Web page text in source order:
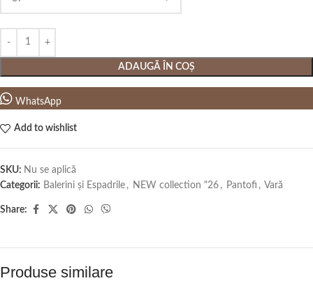
ADAUGĂ ÎN COȘ
WhatsApp
Add to wishlist
SKU: Nu se aplică
Categorii: Balerini și Espadrile , NEW collection "26 , Pantofi , Vară
Share:
Produse similare